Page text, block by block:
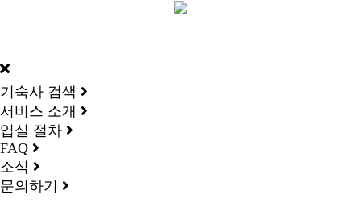
기숙사 검색
서비스 소개
입실 절차
FAQ
소식
문의하기